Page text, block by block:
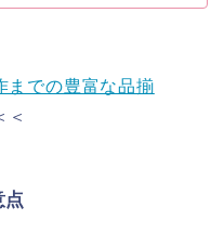
までの豊富な品揃
＜
点